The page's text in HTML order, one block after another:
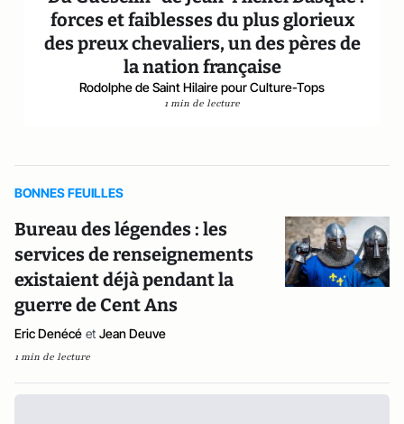
forces et faiblesses du plus glorieux
des preux chevaliers, un des pères de
la nation française
Rodolphe de Saint Hilaire pour Culture-Tops
1 min de lecture
BONNES FEUILLES
Bureau des légendes : les
services de renseignements
existaient déjà pendant la
guerre de Cent Ans
Eric Denécé et Jean Deuve
1 min de lecture